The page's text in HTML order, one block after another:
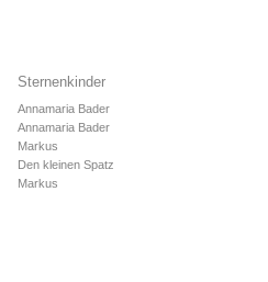
Sternenkinder
Annamaria Bader
Annamaria Bader
Markus
Den kleinen Spatz
Markus